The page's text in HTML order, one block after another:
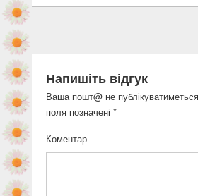
Напишіть відгук
Ваша пошт@ не
поля позначені *
Коментар